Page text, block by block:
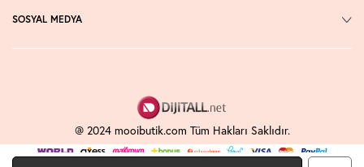
SOSYAL MEDYA
@ 2024 mooibutik.com Tüm Hakları Saklıdır.